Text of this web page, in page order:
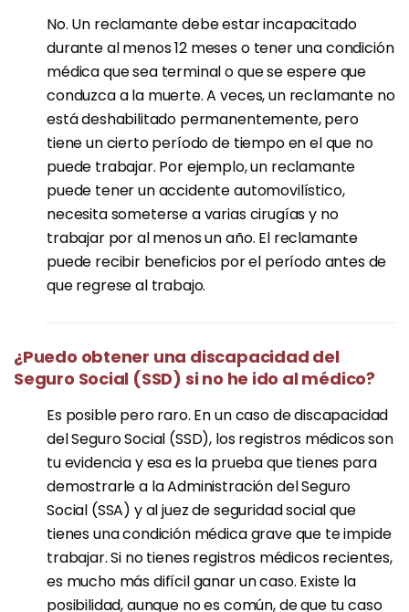
No. Un reclamante debe estar incapacitado
durante al menos 12 meses o tener una condición
médica que sea terminal o que se espere que
conduzca a la muerte. A veces, un reclamante no
está deshabilitado permanentemente, pero
tiene un cierto período de tiempo en el que no
puede trabajar. Por ejemplo, un reclamante
puede tener un accidente automovilístico,
necesita someterse a varias cirugías y no
trabajar por al menos un año. El reclamante
puede recibir beneficios por el período antes de
que regrese al trabajo.
¿Puedo obtener una discapacidad del
Seguro Social (SSD) si no he ido al médico?
Es posible pero raro. En un caso de discapacidad
del Seguro Social (SSD), los registros médicos son
tu evidencia y esa es la prueba que tienes para
demostrarle a la Administración del Seguro
Social (SSA) y al juez de seguridad social que
tienes una condición médica grave que te impide
trabajar. Si no tienes registros médicos recientes,
es mucho más difícil ganar un caso. Existe la
posibilidad, aunque no es común, de que tu caso